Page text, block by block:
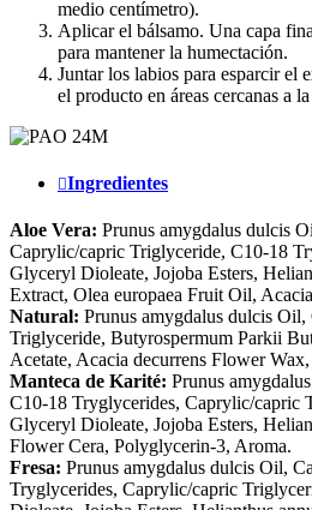
medio centímetro).
Aplicar el bálsamo. Una capa
para mantener la humectación.
Juntar los labios para esparcir el
el producto en áreas cercanas a
Ingredientes
Aloe Vera: Prunus amygdalus dulcis
Caprylic/capric Triglyceride, C10-18
Glyceryl Dioleate, Jojoba Esters,
Extract, Olea europaea Fruit Oil,
Natural: Prunus amygdalus dulcis
Triglyceride, Butyrospermum Parkii
Acetate, Acacia decurrens Flower
Manteca de Karité: Prunus
C10-18 Tryglycerides, Caprylic/capric
Glyceryl Dioleate, Jojoba Esters,
Flower Cera, Polyglycerin-3, Aroma.
Fresa: Prunus amygdalus dulcis Oil,
Tryglycerides, Caprylic/capric